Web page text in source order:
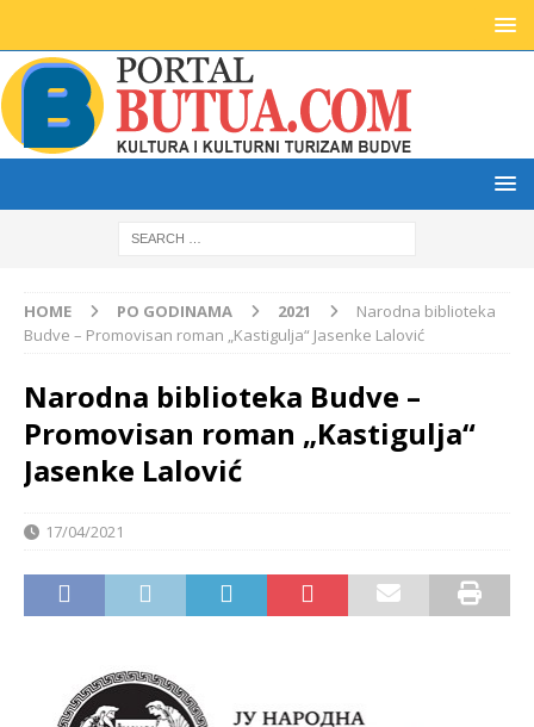
HOME PO GODINAMA 2021
Narodna biblioteka
Budve – Promovisan roman „Kastigulja“ Jasenke Lalović
Narodna biblioteka Budve –
Promovisan roman „Kastigulja“
Jasenke Lalović
17/04/2021